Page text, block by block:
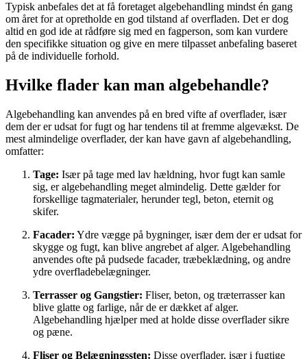
Typisk anbefales det at få foretaget algebehandling mindst én gang
om året for at opretholde en god tilstand af overfladen. Det er dog
altid en god ide at rådføre sig med en fagperson, som kan vurdere
den specifikke situation og give en mere tilpasset anbefaling baseret
på de individuelle forhold.
Hvilke flader kan man algebehandle?
Algebehandling kan anvendes på en bred vifte af overflader, især
dem der er udsat for fugt og har tendens til at fremme algevækst. De
mest almindelige overflader, der kan have gavn af algebehandling,
omfatter:
Tage: Især på tage med lav hældning, hvor fugt kan samle
sig, er algebehandling meget almindelig. Dette gælder for
forskellige tagmaterialer, herunder tegl, beton, eternit og
skifer.
Facader: Ydre vægge på bygninger, især dem der er udsat for
skygge og fugt, kan blive angrebet af alger. Algebehandling
anvendes ofte på pudsede facader, træbeklædning, og andre
ydre overfladebelægninger.
Terrasser og Gangstier: Fliser, beton, og træterrasser kan
blive glatte og farlige, når de er dækket af alger.
Algebehandling hjælper med at holde disse overflader sikre
og pæne.
Fliser og Belægningssten: Disse overflader, især i fugtige